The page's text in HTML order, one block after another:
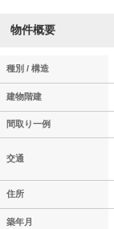
物件概要
種別 / 構造
建物階建
間取り一例
交通
住所
築年月